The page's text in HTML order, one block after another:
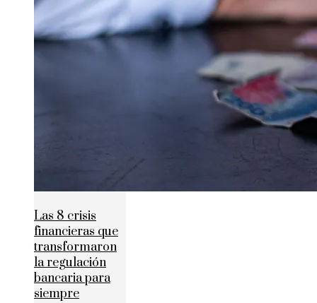
Las 8 crisis
financieras que
transformaron
la regulación
bancaria para
siempre